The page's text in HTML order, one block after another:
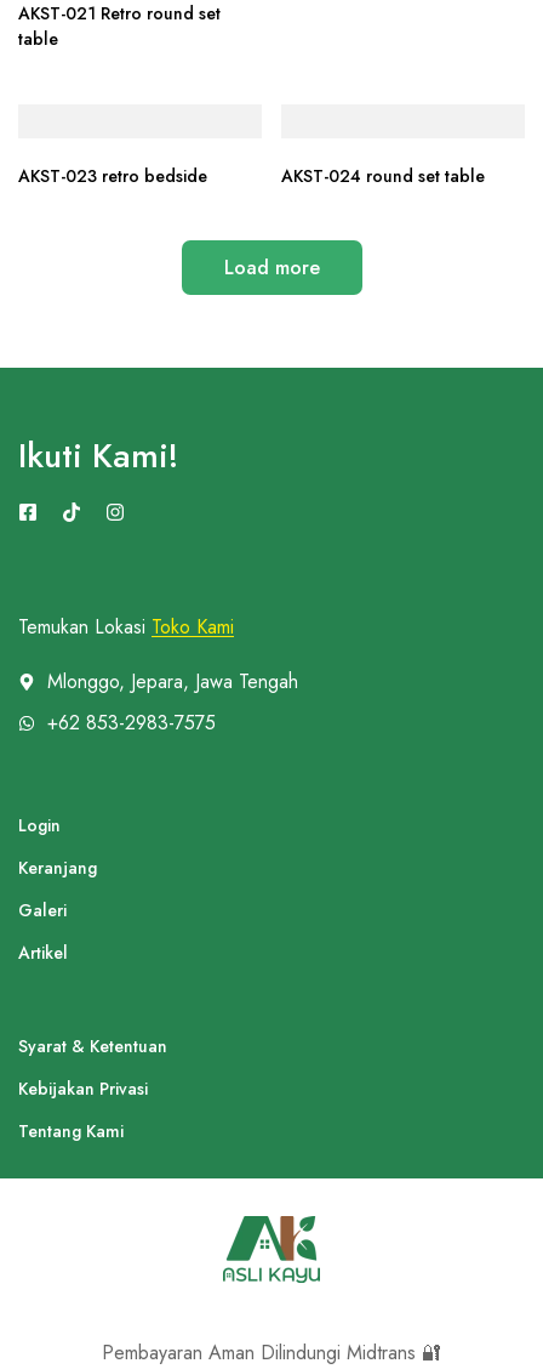
AKST-021 Retro round set
table
AKST-023 retro bedside AKST-024 round set table
Load more
Temukan Lokasi Toko Kami
Mlonggo, Jepara, Jawa Tengah
+62 853-2983-7575
Login
Keranjang
Galeri
Artikel
Syarat & Ketentuan
Kebijakan Privasi
Tentang Kami
Ikuti Kami!
Pembayaran Aman Dilindungi Midtrans 🔐